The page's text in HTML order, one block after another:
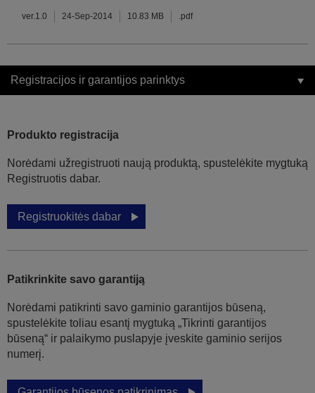
ver.1.0 24-Sep-2014 10.83 MB .pdf
Registracijos ir garantijos parinktys
Produkto registracija
Norėdami užregistruoti naują produktą, spustelėkite mygtuką
Registruotis dabar.
Registruokitės dabar
Patikrinkite savo garantiją
Norėdami patikrinti savo gaminio garantijos būseną,
spustelėkite toliau esantį mygtuką „Tikrinti garantijos
būseną“ ir palaikymo puslapyje įveskite gaminio serijos
numerį.